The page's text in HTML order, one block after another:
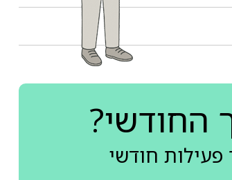
החודשי?
חודשי